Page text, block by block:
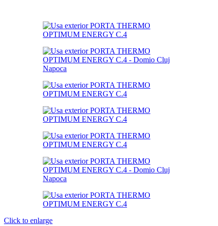
Click to enlarge